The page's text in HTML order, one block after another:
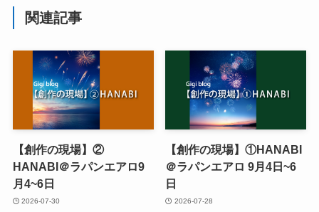
関連記事
【創作の現場】②
HANABI＠ラパンエアロ9
月4~6日
2026-07-30
【創作の現場】①HANABI
＠ラパンエアロ 9月4日~6
日
2026-07-28